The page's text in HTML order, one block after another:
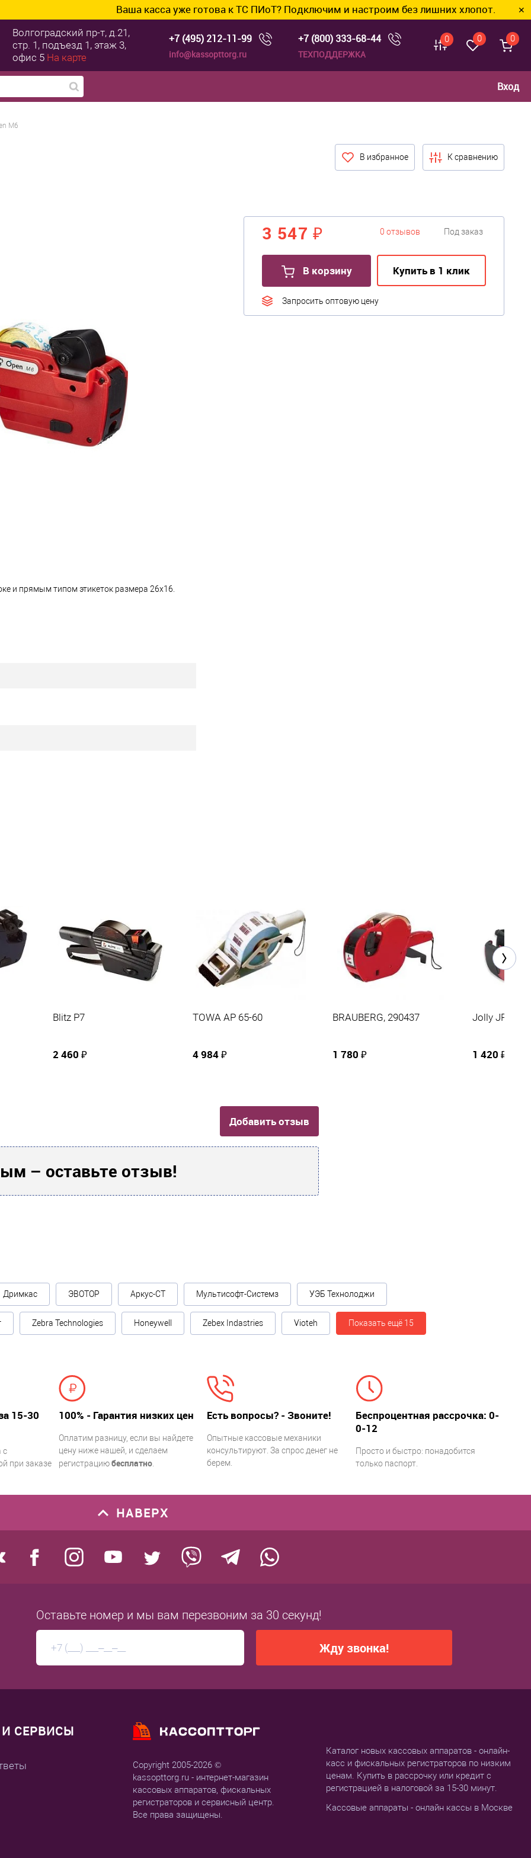
Ваша касса уже готова к ТС ПИоТ? Подключим и настроим без лишних хлопот. ✕
Волгоградский пр-т, д.21,
стр. 1, подъезд 1, этаж 3,
офис 5 На карте
+7 (495) 212-11-99
info@kassopttorg.ru
+7 (800) 333-68-44
ТЕХПОДДЕРЖКА
0 0 0
Вход
M6
В избранное К сравнению
3 547 ₽ 0 отзывов Под заказ
В корзину Купить в 1 клик
Запросить оптовую цену
и прямым типом этикеток размера 26х16.
Blitz P7
2 460 ₽
TOWA AP 65-60
4 984 ₽
BRAUBERG, 290437
1 780 ₽
Jolly JP8
1 420 ₽
Добавить отзыв
– оставьте отзыв!
Дримкас ЭВОТОР Аркус-СТ Мультисофт-Системз УЭБ Технолоджи
Zebra Technologies Honeywell Zebex Indastries Vioteh Показать ещё 15
15-30
с
при заказе
100% - Гарантия низких цен
Оплатим разницу, если вы найдете
цену ниже нашей, и сделаем
регистрациюбесплатно.
Есть вопросы? - Звоните!
Опытные кассовые механики
консультируют. За спрос денег не
берем.
Беспроцентная рассрочка: 0-
0-12
Просто и быстро: понадобится
только паспорт.
НАВЕРХ
Оставьте номер и мы вам перезвоним за 30 секунд!
Жду звонка!
СЕРВИСЫ
Copyright 2005-2026 ©
kassopttorg.ru - интернет-магазин
кассовых аппаратов, фискальных
регистраторов и сервисный центр.
Все права защищены.
Каталог новых кассовых аппаратов - онлайн-
касс и фискальных регистраторов по низким
ценам. Купить в рассрочку или кредит с
регистрацией в налоговой за 15-30 минут.
Кассовые аппараты - онлайн кассы в Москве